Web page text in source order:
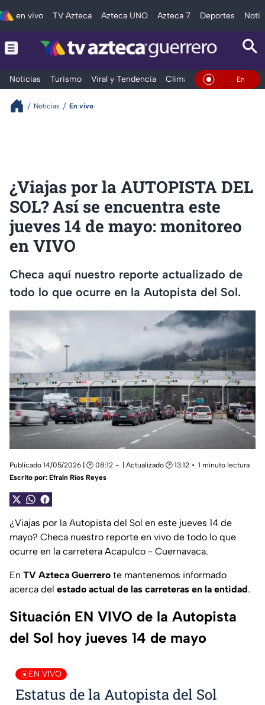
en vivo TV Azteca Azteca UNO Azteca 7 Deportes
Noticias Turismo Viral y Tendencia Clima Deportes En Vivo
Noticias En vivo
¿Viajas por la AUTOPISTA DEL
SOL? Así se encuentra este
jueves 14 de mayo: monitoreo
en VIVO
Checa aquí nuestro reporte actualizado de
todo lo que ocurre en la Autopista del Sol.
Publicado 14/05/2026 | 🕑 08:12 | Actualizado 🕑 13:12
1 minuto lectura
Escrito por: Efraín Ríos Reyes
¿Viajas por la Autopista del Sol en este jueves 14 de
mayo? Checa nuestro reporte en vivo de todo lo que
ocurre en la carretera Acapulco - Cuernavaca.
En TV Azteca Guerrero te mantenemos informado
acerca del estado actual de las carreteras en la entidad.
Situación EN VIVO de la Autopista
del Sol hoy jueves 14 de mayo
EN VIVO
Estatus de la Autopista del Sol